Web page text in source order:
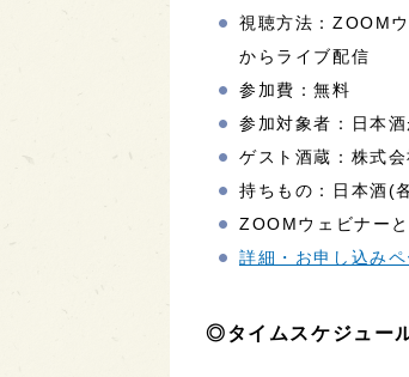
視聴方法：ZOOM
からライブ配信
参加費：無料
参加対象者：日本
ゲスト酒蔵：株式
持ちもの：日本酒(
ZOOMウェビナーと
詳細・お申し込みペ
◎タイムスケジュー